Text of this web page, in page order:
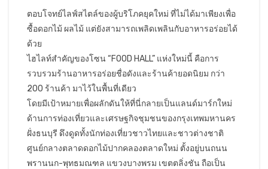
ตอบโจทย์ไลฟ์สไตล์ของผู้บริโภคยุคใหม่ ที่ไม่ได้มาเพียงเพื่อ
ซื้อดอกไม้ ผลไม้ แต่ยังสามารถเพลิดเพลินกับอาหารอร่อยได้
ด้วย
ไฮไลท์สำคัญของโซน “FOOD HALL” แห่งใหม่นี้ คือการ
รวบรวมร้านอาหารอร่อยชื่อดังและร้านค้ายอดนิยม กว่า
200 ร้านค้า มาไว้ในพื้นที่เดียว
โดยมีเป้าหมายเพื่อผลักดันให้ที่นี่กลายเป็นแลนด์มาร์กใหม่
ด้านการท่องเที่ยวและเศรษฐกิจชุมชนของกรุงเทพมหานคร
ฝั่งธนบุรี ดึงดูดทั้งนักท่องเที่ยวชาวไทยและชาวต่างชาติ
ศูนย์กลางตลาดดอกไม้ปากคลองตลาดใหม่ ตั้งอยู่บนถนน
พรานนก-พุทธมณฑล แขวงบางพรม เขตตลิ่งชัน ถือเป็น